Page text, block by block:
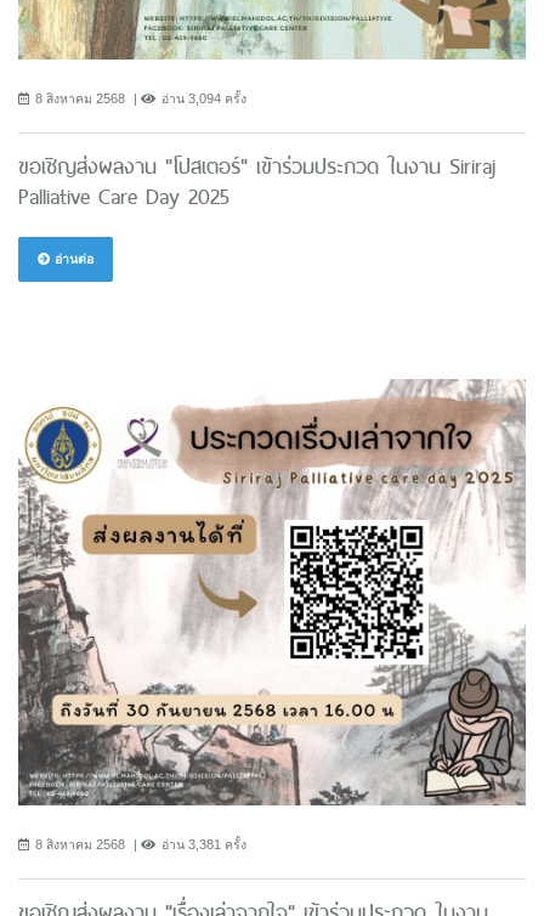
8 สิงหาคม 2568 อ่าน 3,094 ครั้ง
ขอเชิญส่งผลงาน "โปสเตอร์" เข้าร่วมประกวด ในงาน Siriraj
Palliative Care Day 2025
อ่านต่อ
8 สิงหาคม 2568 อ่าน 3,381 ครั้ง